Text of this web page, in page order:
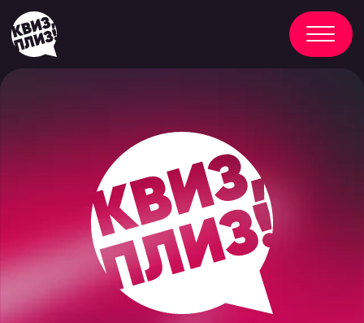
Игра на вашем
корпоративе, которая
превращает коллектив